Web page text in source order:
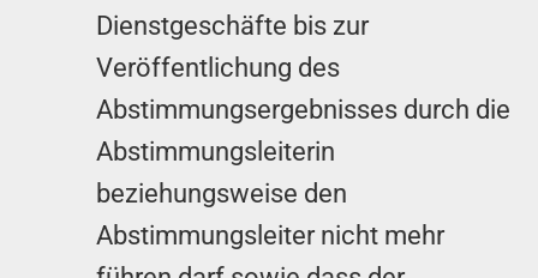
Dienstgeschäfte bis zur
Veröffentlichung des
Abstimmungsergebnisses durch die
Abstimmungsleiterin
beziehungsweise den
Abstimmungsleiter nicht mehr